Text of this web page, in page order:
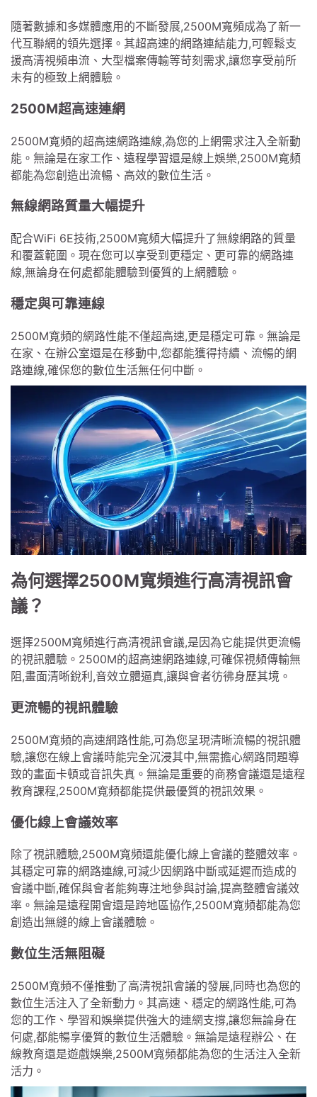
隨著數據和多媒體應用的不斷發展,2500M寬頻成為了新一
代互聯網的領先選擇。其超高速的網路連結能力,可輕鬆支
援高清視頻串流、大型檔案傳輸等苛刻需求,讓您享受前所
未有的極致上網體驗。
2500M超高速連網
2500M寬頻的超高速網路連線,為您的上網需求注入全新動
能。無論是在家工作、遠程學習還是線上娛樂,2500M寬頻
都能為您創造出流暢、高效的數位生活。
無線網路質量大幅提升
配合WiFi 6E技術,2500M寬頻大幅提升了無線網路的質量
和覆蓋範圍。現在您可以享受到更穩定、更可靠的網路連
線,無論身在何處都能體驗到優質的上網體驗。
穩定與可靠連線
2500M寬頻的網路性能不僅超高速,更是穩定可靠。無論是
在家、在辦公室還是在移動中,您都能獲得持續、流暢的網
路連線,確保您的數位生活無任何中斷。
為何選擇2500M寬頻進行高清視訊會
議？
選擇2500M寬頻進行高清視訊會議,是因為它能提供更流暢
的視訊體驗。2500M的超高速網路連線,可確保視頻傳輸無
阻,畫面清晰銳利,音效立體逼真,讓與會者彷彿身歷其境。
更流暢的視訊體驗
2500M寬頻的高速網路性能,可為您呈現清晰流暢的視訊體
驗,讓您在線上會議時能完全沉浸其中,無需擔心網路問題導
致的畫面卡頓或音訊失真。無論是重要的商務會議還是遠程
教育課程,2500M寬頻都能提供最優質的視訊效果。
優化線上會議效率
除了視訊體驗,2500M寬頻還能優化線上會議的整體效率。
其穩定可靠的網路連線,可減少因網路中斷或延遲而造成的
會議中斷,確保與會者能夠專注地參與討論,提高整體會議效
率。無論是遠程開會還是跨地區協作,2500M寬頻都能為您
創造出無縫的線上會議體驗。
數位生活無阻礙
2500M寬頻不僅推動了高清視訊會議的發展,同時也為您的
數位生活注入了全新動力。其高速、穩定的網路性能,可為
您的工作、學習和娛樂提供強大的連網支撐,讓您無論身在
何處,都能暢享優質的數位生活體驗。無論是遠程辦公、在
線教育還是遊戲娛樂,2500M寬頻都能為您的生活注入全新
活力。